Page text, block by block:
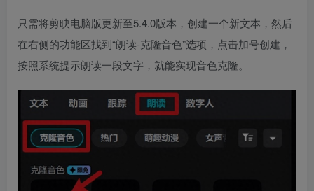
只需将剪映电脑版更新至5.4.0版本，创建一个新文本，然后
在右侧的功能区找到“朗读-克隆音色”选项，点击加号创建，
按照系统提示朗读一段文字，就能实现音色克隆。